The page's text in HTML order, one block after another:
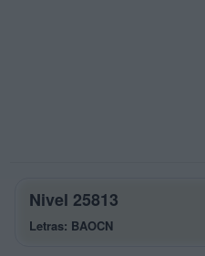
Nivel 25813
Letras: BAOCN